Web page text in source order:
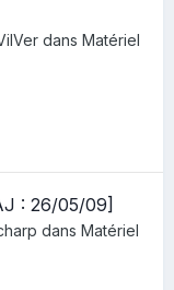
dans Matériel
: 26/05/09]
dans Matériel